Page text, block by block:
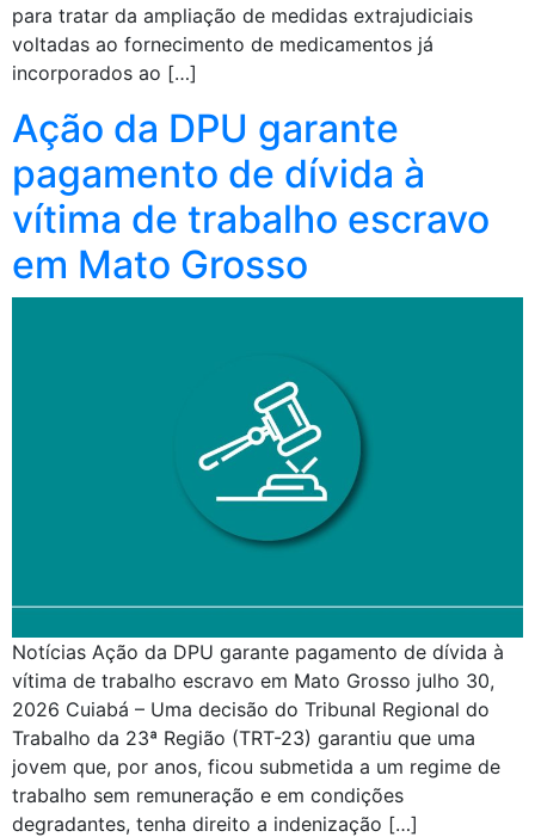
para tratar da ampliação de medidas extrajudiciais
voltadas ao fornecimento de medicamentos já
incorporados ao […]
Ação da DPU garante
pagamento de dívida à
vítima de trabalho escravo
em Mato Grosso
Notícias Ação da DPU garante pagamento de dívida à
vítima de trabalho escravo em Mato Grosso julho 30,
2026 Cuiabá – Uma decisão do Tribunal Regional do
Trabalho da 23ª Região (TRT-23) garantiu que uma
jovem que, por anos, ficou submetida a um regime de
trabalho sem remuneração e em condições
degradantes, tenha direito a indenização […]